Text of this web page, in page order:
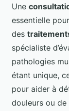
Une
essentielle
des
spécialiste
pathologies
étant unique,
pour aider à
douleurs ou